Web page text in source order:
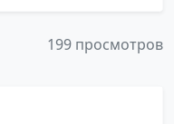
199 просмотров